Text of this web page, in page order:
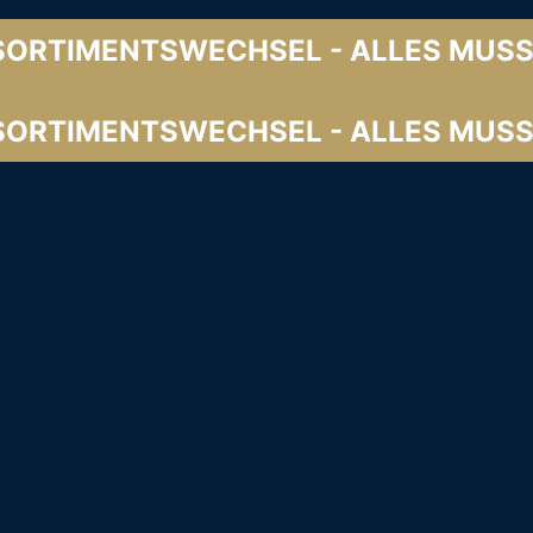
- ALLES
- ALLES